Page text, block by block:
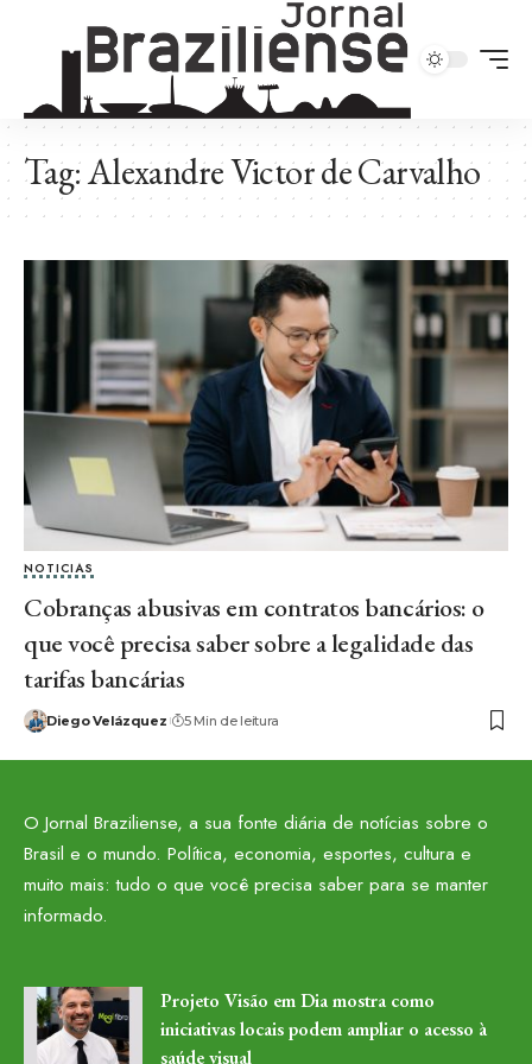
Tag:Alexandre Victor de Carvalho
NOTICIAS
Cobranças abusivas em contratos bancários: o
que você precisa saber sobre a legalidade das
tarifas bancárias
Diego Velázquez 5 Min de leitura
O Jornal Braziliense, a sua fonte diária de notícias sobre o
Brasil e o mundo. Política, economia, esportes, cultura e
muito mais: tudo o que você precisa saber para se manter
informado.
Projeto Visão em Dia mostra como
iniciativas locais podem ampliar o acesso à
saúde visual